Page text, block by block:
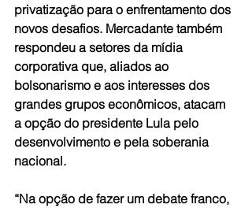
privatização para o enfrentamento dos
novos desafios. Mercadante também
respondeu a setores da mídia
corporativa que, aliados ao
bolsonarismo e aos interesses dos
grandes grupos econômicos, atacam
a opção do presidente Lula pelo
desenvolvimento e pela soberania
nacional.
“Na opção de fazer um debate franco,